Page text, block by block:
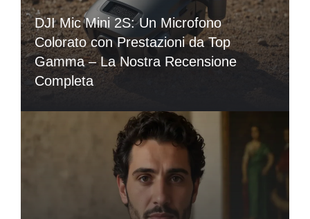
DJI Mic Mini 2S: Un Microfono
Colorato con Prestazioni da Top
Gamma – La Nostra Recensione
Completa